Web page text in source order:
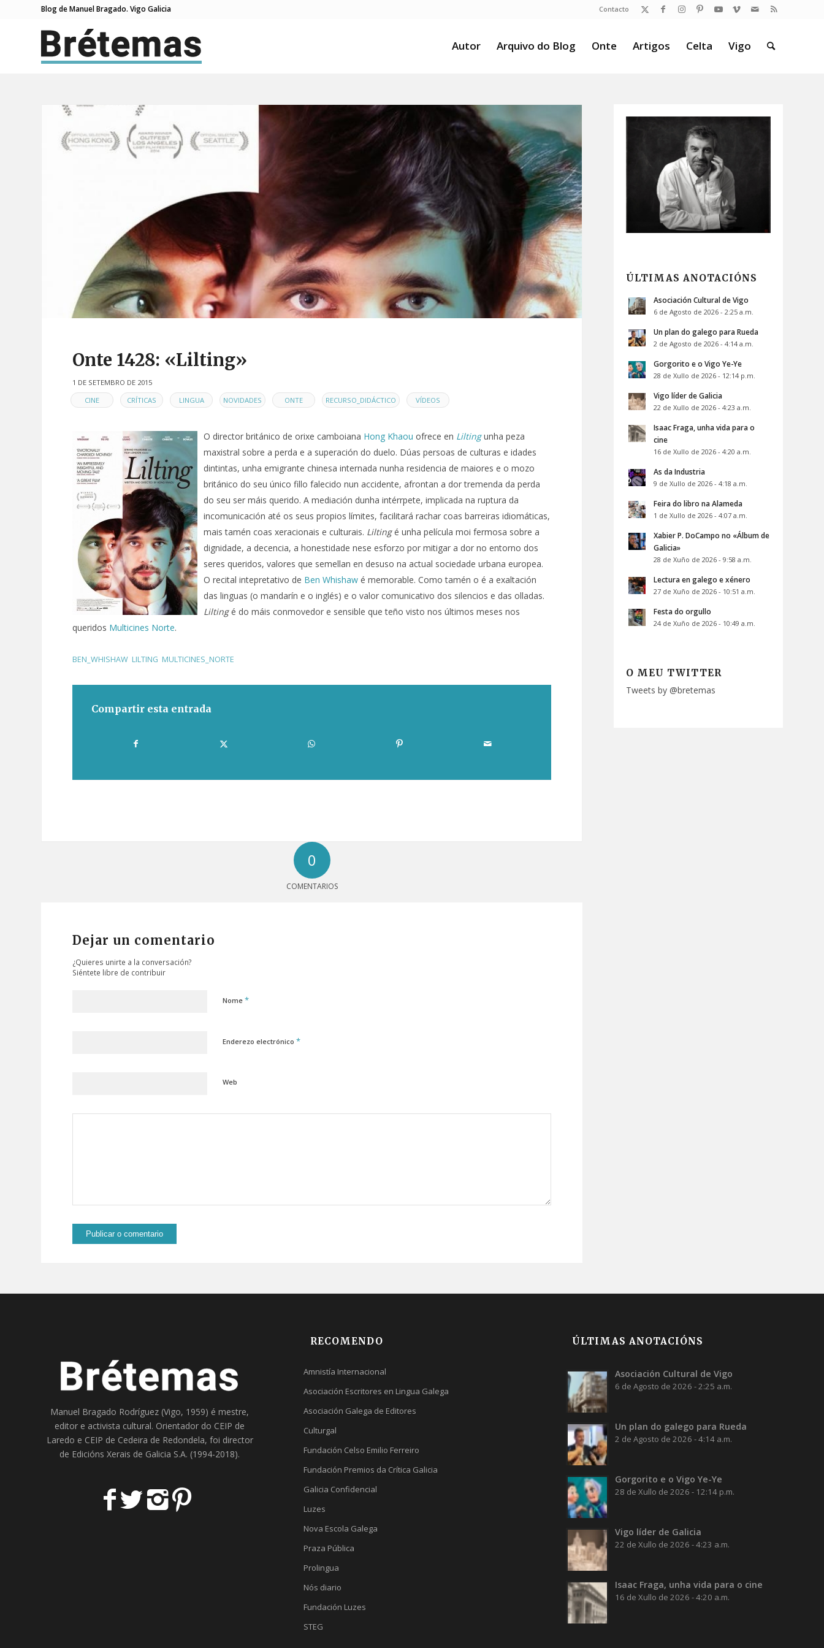
Contacto
Blog de Manuel Bragado. Vigo Galicia
Autor Arquivo do Blog Onte Artigos Celta Vigo
Onte 1428: «Lilting»
1 DE SETEMBRO DE 2015
EN
CINE CRÍTICAS LINGUA NOVIDADES ONTE RECURSO_DIDÁCTICO VÍDEOS
O director británico de orixe camboiana Hong Khaou ofrece en Liltingunha peza
maxistral sobre a perda e a superación do duelo. Dúas persoas de culturas e idades
dintintas, unha emigrante chinesa internada nunha residencia de maiores e o mozo
británico do seu único fillo falecido nun accidente, afrontan a dor tremenda da perda
do seu ser máis querido. A mediación dunha intérrpete, implicada na ruptura da
incomunicación até os seus propios límites, facilitará rachar coas barreiras idiomáticas,
mais tamén coas xeracionais e culturais. Liltingé unha película moi fermosa sobre a
dignidade, a decencia, a honestidade nese esforzo por mitigar a dor no entorno dos
seres queridos, valores que semellan en desuso na actual sociedade urbana europea.
O recital intepretativo de Ben Whishaw é memorable. Como tamén o é a exaltación
das linguas (o mandarín e o inglés) e o valor comunicativo dos silencios e das olladas.
Liltingé do máis conmovedor e sensible que teño visto nos últimos meses nos
queridos Multicines Norte.
BEN_WHISHAW LILTING MULTICINES_NORTE
Compartir esta entrada
0
COMENTARIOS
Dejar un comentario
¿Quieres unirte a la conversación?
Siéntete libre de contribuir
Nome *
Enderezo electrónico *
Web
ÚLTIMAS ANOTACIÓNS
Asociación Cultural de Vigo
6 de Agosto de 2026 - 2:25 a.m.
Un plan do galego para Rueda
2 de Agosto de 2026 - 4:14 a.m.
Gorgorito e o Vigo Ye-Ye
28 de Xullo de 2026 - 12:14 p.m.
Vigo líder de Galicia
22 de Xullo de 2026 - 4:23 a.m.
Isaac Fraga, unha vida para o
cine
16 de Xullo de 2026 - 4:20 a.m.
As da Industria
9 de Xullo de 2026 - 4:18 a.m.
Feira do libro na Alameda
1 de Xullo de 2026 - 4:07 a.m.
Xabier P. DoCampo no «Álbum de
Galicia»
28 de Xuño de 2026 - 9:58 a.m.
Lectura en galego e xénero
27 de Xuño de 2026 - 10:51 a.m.
Festa do orgullo
24 de Xuño de 2026 - 10:49 a.m.
O MEU TWITTER
Tweets by @bretemas
Manuel Bragado Rodríguez (Vigo, 1959) é mestre,
editor e activista cultural. Orientador do CEIP de
Laredo e CEIP de Cedeira de Redondela, foi director
de Edicións Xerais de Galicia S.A. (1994-2018).
RECOMENDO
Amnistía Internacional
Asociación Escritores en Lingua Galega
Asociación Galega de Editores
Culturgal
Fundación Celso Emilio Ferreiro
Fundación Premios da Crítica Galicia
Galicia Confidencial
Luzes
Nova Escola Galega
Praza Pública
Prolingua
Nós diario
Fundación Luzes
STEG
ÚLTIMAS ANOTACIÓNS
Asociación Cultural de Vigo
6 de Agosto de 2026 - 2:25 a.m.
Un plan do galego para Rueda
2 de Agosto de 2026 - 4:14 a.m.
Gorgorito e o Vigo Ye-Ye
28 de Xullo de 2026 - 12:14 p.m.
Vigo líder de Galicia
22 de Xullo de 2026 - 4:23 a.m.
Isaac Fraga, unha vida para o cine
16 de Xullo de 2026 - 4:20 a.m.